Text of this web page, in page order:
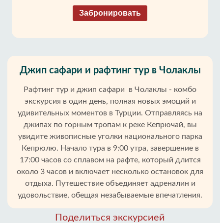
Забронировать
Джип сафари и рафтинг тур в Чолаклы
Рафтинг тур и джип сафари в Чолаклы - комбо
экскурсия в один день, полная новых эмоций и
удивительных моментов в Турции. Отправляясь на
джипах по горным тропам к реке Кепрючай, вы
увидите живописные уголки национального парка
Кепрюлю. Начало тура в 9:00 утра, завершение в
17:00 часов со сплавом на рафте, который длится
около 3 часов и включает несколько остановок для
отдыха. Путешествие объединяет адреналин и
удовольствие, обещая незабываемые впечатления.
Поделиться экскурсией